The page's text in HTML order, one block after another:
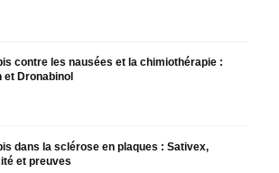
contre les nausées et la chimiothérapie :
et Dronabinol
dans la sclérose en plaques : Sativex,
et preuves